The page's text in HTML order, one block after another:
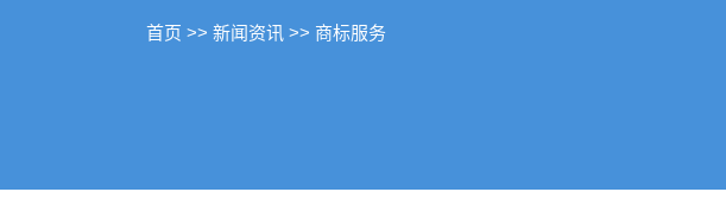
首页 >> 新闻资讯 >> 商标服务